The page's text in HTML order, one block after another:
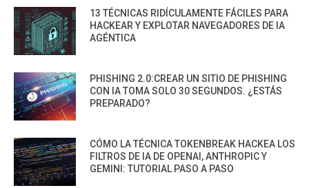
13 TÉCNICAS RIDÍCULAMENTE FÁCILES PARA
HACKEAR Y EXPLOTAR NAVEGADORES DE IA
AGÉNTICA
PHISHING 2.0:CREAR UN SITIO DE PHISHING
CON IA TOMA SOLO 30 SEGUNDOS. ¿ESTÁS
PREPARADO?
CÓMO LA TÉCNICA TOKENBREAK HACKEA LOS
FILTROS DE IA DE OPENAI, ANTHROPIC Y
GEMINI: TUTORIAL PASO A PASO